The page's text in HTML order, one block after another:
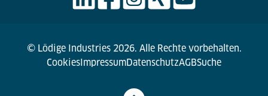
© Lödige Industries 2026. Alle Rechte vorbehalten.
CookiesImpressumDatenschutzAGBSuche